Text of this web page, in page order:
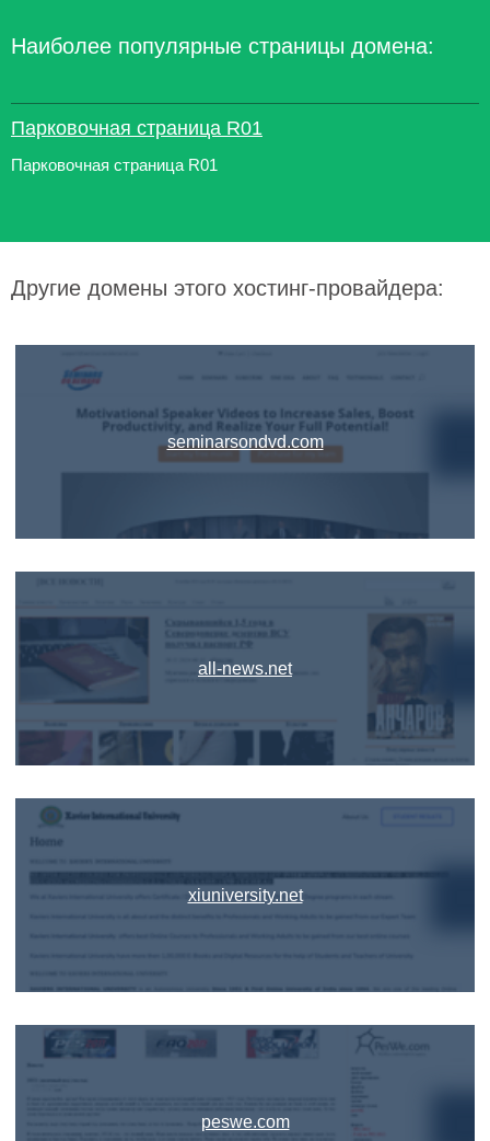
Наиболее популярные страницы домена:
Парковочная страница R01
Парковочная страница R01
Другие домены этого хостинг-провайдера:
seminarsondvd.com
all-news.net
xiuniversity.net
peswe.com